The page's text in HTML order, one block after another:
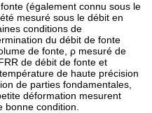
(également connu sous le
mesuré sous le débit en
conditions de
du débit de fonte
de fonte, ρ mesuré de
de débit de fonte et
de haute précision
de parties fondamentales,
déformation mesurent
condition.